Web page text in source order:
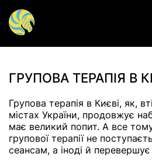
ГРУПОВА ТЕРАПІЯ В
Групова терапія в Києві, як,
містах України, продовжує
має великий попит. А все
групової терапії не
сеансам, а іноді й перевершує